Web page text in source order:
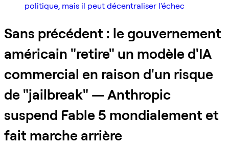
politique, mais il peut décentraliser l'échec
Sans précédent : le gouvernement
américain "retire" un modèle d'IA
commercial en raison d'un risque
de "jailbreak" — Anthropic
suspend Fable 5 mondialement et
fait marche arrière